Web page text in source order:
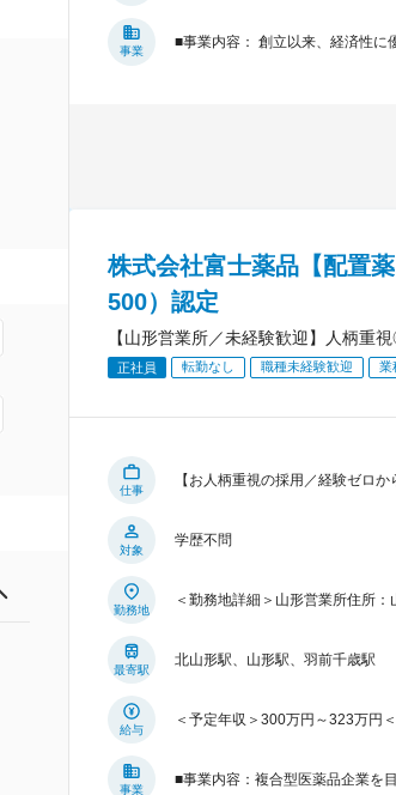
事業
■事業内容： 創立以来、経済性に
株式会社富士薬品【配置
500）認定
【山形営業所／未経験歓迎】人柄
正社員 転勤なし 職種未経験歓迎 業
仕事
【お人柄重視の採用／経験ゼロ
対象
学歴不問
勤務地
＜勤務地詳細＞山形営業所住所
最寄駅
北山形駅、山形駅、羽前千歳駅
給与
＜予定年収＞300万円～323万円
事業
■事業内容：複合型医薬品企業を